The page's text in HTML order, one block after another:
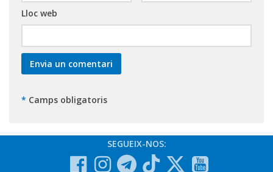
Lloc web
* Camps obligatoris
SEGUEIX-NOS: